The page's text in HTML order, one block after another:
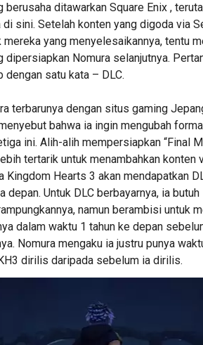
berusaha ditawarkan Square Enix ,
di sini. Setelah konten yang digoda via
yang menyelesaikannya, tentu
dipersiapkan Nomura selanjutnya.
dengan satu kata – DLC.
terbarunya dengan situs gaming
bahwa ia ingin mengubah
ini. Alih-alih mempersiapkan “Final
tertarik untuk menambahkan konten
Kingdom Hearts 3 akan mendapatkan
depan. Untuk DLC berbayarnya, ia
namun berambisi untuk
dalam waktu 1 tahun ke depan
Nomura mengaku ia justru punya
dirilis daripada sebelum ia dirilis.